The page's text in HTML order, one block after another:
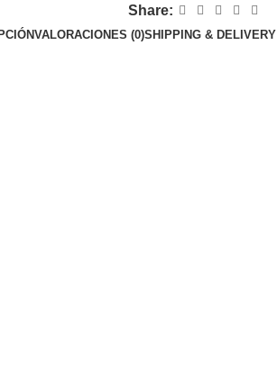
Share:
VALORACIONES (0)SHIPPING & DELIVERY